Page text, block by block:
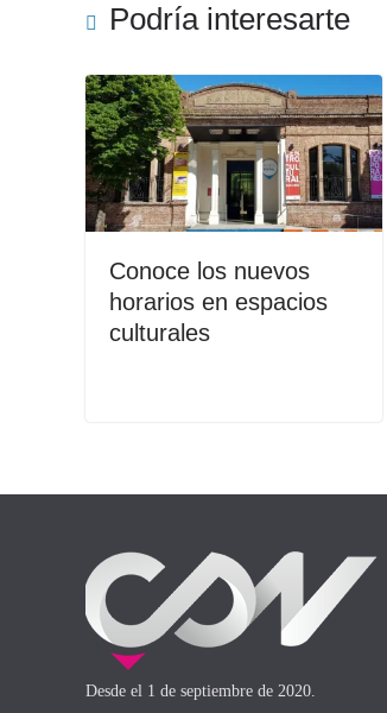
Podría interesarte
Conoce los nuevos
horarios en espacios
culturales
Desde el 1 de septiembre de 2020.